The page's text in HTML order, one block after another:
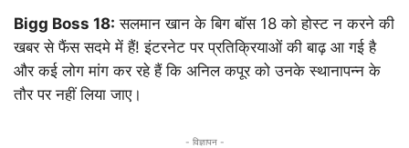
Bigg Boss 18: सलमान खान के बिग बॉस 18 को होस्ट न करने की
खबर से फैंस सदमे में हैं! इंटरनेट पर प्रतिक्रियाओं की बाढ़ आ गई है
और कई लोग मांग कर रहे हैं कि अनिल कपूर को उनके स्थानापन्न के
तौर पर नहीं लिया जाए।
- विज्ञापन -